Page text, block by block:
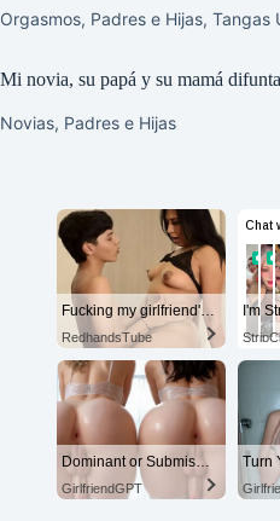
Orgasmos, Padres e Hijas, Tangas
Mi novia, su papá y su mamá difunta
Novias, Padres e Hijas
Fucking my girlfriend's hot mommy by mistake
RedhandsTube
Dominant or Submissive? Cold or Wild?
GirlfriendGPT